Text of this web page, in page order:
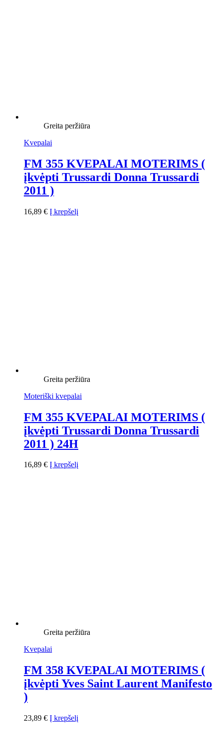
Greita peržiūra
Kvepalai
FM 355 KVEPALAI MOTERIMS (
įkvėpti Trussardi Donna Trussardi
2011 )
16,89 € Į krepšelį
Greita peržiūra
Moteriški kvepalai
FM 355 KVEPALAI MOTERIMS (
įkvėpti Trussardi Donna Trussardi
2011 ) 24H
16,89 € Į krepšelį
Greita peržiūra
Kvepalai
FM 358 KVEPALAI MOTERIMS (
įkvėpti Yves Saint Laurent Manifesto
)
23,89 € Į krepšelį